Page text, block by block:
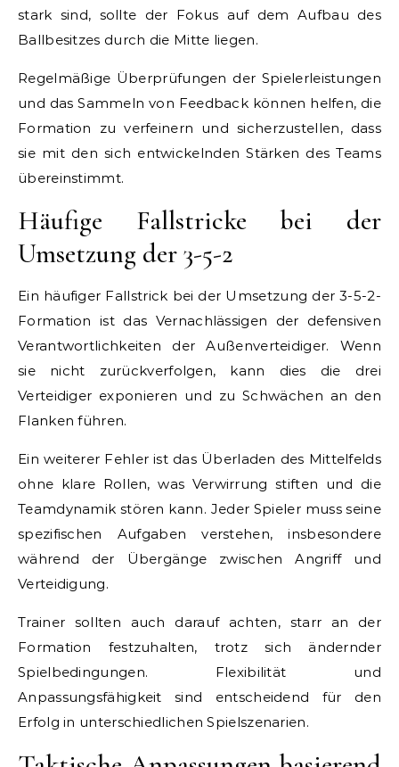
stark sind, sollte der Fokus auf dem Aufbau des
Ballbesitzes durch die Mitte liegen.
Regelmäßige Überprüfungen der Spielerleistungen
und das Sammeln von Feedback können helfen, die
Formation zu verfeinern und sicherzustellen, dass
sie mit den sich entwickelnden Stärken des Teams
übereinstimmt.
Häufige Fallstricke bei der
Umsetzung der 3-5-2
Ein häufiger Fallstrick bei der Umsetzung der 3-5-2-
Formation ist das Vernachlässigen der defensiven
Verantwortlichkeiten der Außenverteidiger. Wenn
sie nicht zurückverfolgen, kann dies die drei
Verteidiger exponieren und zu Schwächen an den
Flanken führen.
Ein weiterer Fehler ist das Überladen des Mittelfelds
ohne klare Rollen, was Verwirrung stiften und die
Teamdynamik stören kann. Jeder Spieler muss seine
spezifischen Aufgaben verstehen, insbesondere
während der Übergänge zwischen Angriff und
Verteidigung.
Trainer sollten auch darauf achten, starr an der
Formation festzuhalten, trotz sich ändernder
Spielbedingungen. Flexibilität und
Anpassungsfähigkeit sind entscheidend für den
Erfolg in unterschiedlichen Spielszenarien.